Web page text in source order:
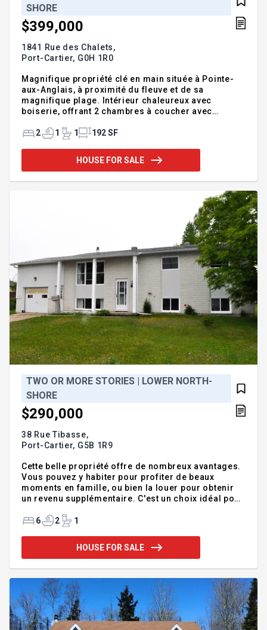
SHORE
$399,000
1841 Rue des Chalets,
Port-Cartier, G0H 1R0
Magnifique propriété clé en main située à Pointe-
aux-Anglais, à proximité du fleuve et de sa
magnifique plage. Intérieur chaleureux avec
boiserie, offrant 2 chambres à coucher avec
bordé par un ruisseau, idéal pour profiter de la
jours et grand garage de 16 x 44 pi, parfait pour
rangement ou projets. Deux thermopompes
Possibilité de vendre entièrement meublée.
Contactez-nous pour une visite! La présente ven
2 1 1 192 SF
HOUSE FOR SALE
TWO OR MORE STORIES | LOWER NORTH-
SHORE
$290,000
38 Rue Tibasse,
Port-Cartier, G5B 1R9
Cette belle propriété offre de nombreux avantages.
Vous pouvez y habiter pour profiter de beaux
moments en famille, ou bien la louer pour obtenir
un revenu supplémentaire. C'est un choix idéal pour
terrain de 1631,5 m2 avec deux remises en
salles de bains , le garage intérieur annexé à la
maison avec la finiton des murs en bois de cèdre
du confort avec le poële à bois.Bonne visite!
Acheter ou vi
6 2 1
HOUSE FOR SALE